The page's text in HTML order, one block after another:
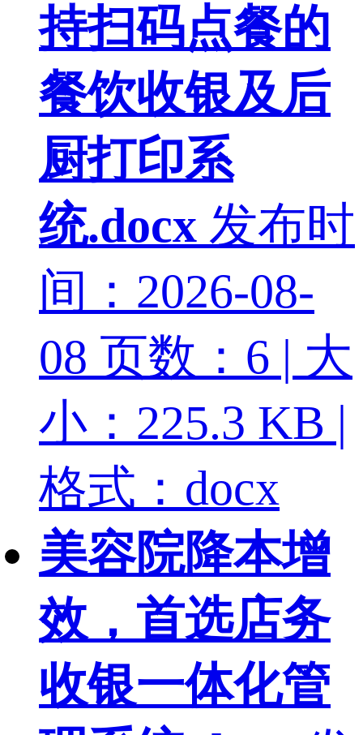
持扫码点餐的
餐饮收银及后
厨打印系
统.docx 发布时
间：2026-08-
08 页数：6 | 大
小：225.3 KB |
格式：docx
美容院降本增
效，首选店务
收银一体化管